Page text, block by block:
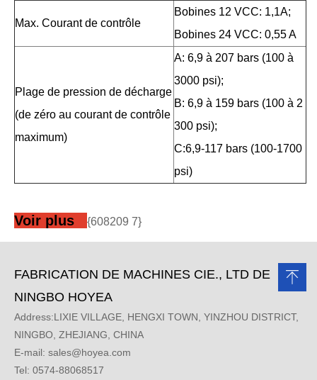
Max. Courant de contrôle
Bobines 12 VCC: 1,1A;
Bobines 24 VCC: 0,55 A
Plage de pression de décharge
(de zéro au courant de contrôle
maximum)
A: 6,9 à 207 bars (100 à
3000 psi);
B: 6,9 à 159 bars (100 à 2
300 psi);
C:6,9-117 bars (100-1700
psi)
Voir plus {608209 7}
FABRICATION DE MACHINES CIE., LTD DE
NINGBO HOYEA
Address:LIXIE VILLAGE, HENGXI TOWN, YINZHOU DISTRICT,
NINGBO, ZHEJIANG, CHINA
E-mail: sales@hoyea.com
Tel: 0574-88068517